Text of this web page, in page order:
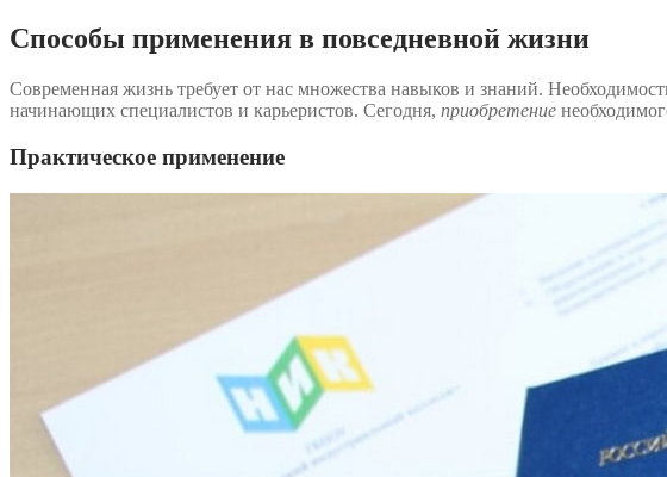
Способы применения в повседневной жизни
Современная жизнь требует от нас множества навыков и знаний.
начинающих специалистов и карьеристов. Сегодня, приобретение
Практическое применение